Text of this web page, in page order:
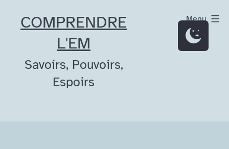
COMPRENDRE
L'EM
Savoirs, Pouvoirs,
Espoirs
Menu